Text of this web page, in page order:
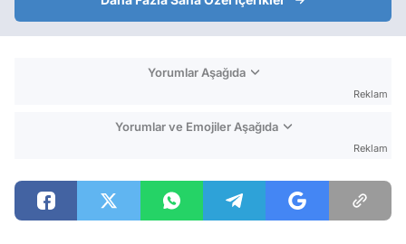
Yorumlar Aşağıda
Reklam
Yorumlar ve Emojiler Aşağıda
Reklam